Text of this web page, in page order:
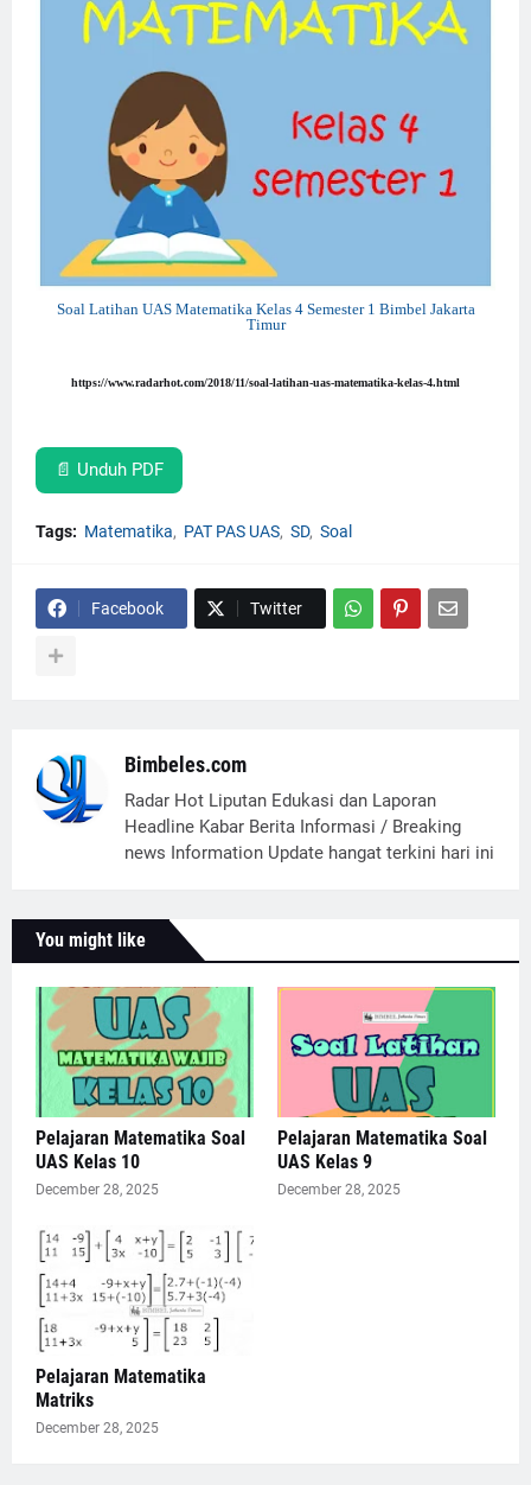
Soal Latihan UAS Matematika Kelas 4 Semester 1 Bimbel Jakarta
Timur
https://www.radarhot.com/2018/11/soal-latihan-uas-matematika-kelas-4.html
📄 Unduh PDF
Tags: Matematika PAT PAS UAS SD Soal
Facebook Twitter
Bimbeles.com
Radar Hot Liputan Edukasi dan Laporan
Headline Kabar Berita Informasi / Breaking
news Information Update hangat terkini hari ini
You might like
Pelajaran Matematika Soal
UAS Kelas 10
December 28, 2025
Pelajaran Matematika Soal
UAS Kelas 9
December 28, 2025
Pelajaran Matematika
Matriks
December 28, 2025